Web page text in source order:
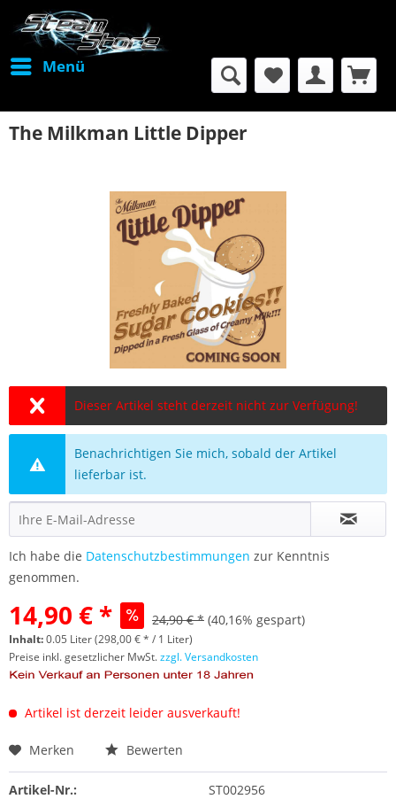
Menü
The Milkman Little Dipper
Dieser Artikel steht derzeit nicht zur Verfügung!
Benachrichtigen Sie mich, sobald der Artikel
lieferbar ist.
Ich habe die Datenschutzbestimmungen zur Kenntnis
genommen.
14,90 € * 24,90 € * (40,16% gespart)
Inhalt:0.05 Liter (298,00 € * / 1 Liter)
Preise inkl. gesetzlicher MwSt.zzgl. Versandkosten
Artikel ist derzeit leider ausverkauft!
Merken Bewerten
Artikel-Nr.:
ST002956